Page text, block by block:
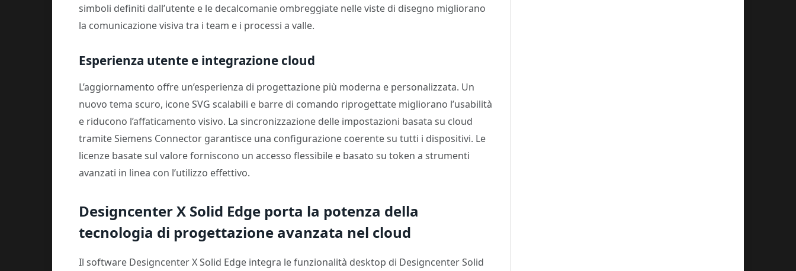
simboli definiti dall’utente e le decalcomanie ombreggiate nelle viste di disegno migliorano
la comunicazione visiva tra i team e i processi a valle.
Esperienza utente e integrazione cloud
L’aggiornamento offre un’esperienza di progettazione più moderna e personalizzata. Un
nuovo tema scuro, icone SVG scalabili e barre di comando riprogettate migliorano l’usabilità
e riducono l’affaticamento visivo. La sincronizzazione delle impostazioni basata su cloud
tramite Siemens Connector garantisce una configurazione coerente su tutti i dispositivi. Le
licenze basate sul valore forniscono un accesso flessibile e basato su token a strumenti
avanzati in linea con l’utilizzo effettivo.
Designcenter X Solid Edge porta la potenza della
tecnologia di progettazione avanzata nel cloud
Il software Designcenter X Solid Edge integra le funzionalità desktop di Designcenter Solid